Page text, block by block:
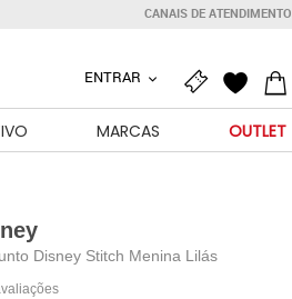
CANAIS DE ATENDIMENTO
ENTRAR
MARCAS OUTLET
Disney Stitch Menina Lilás